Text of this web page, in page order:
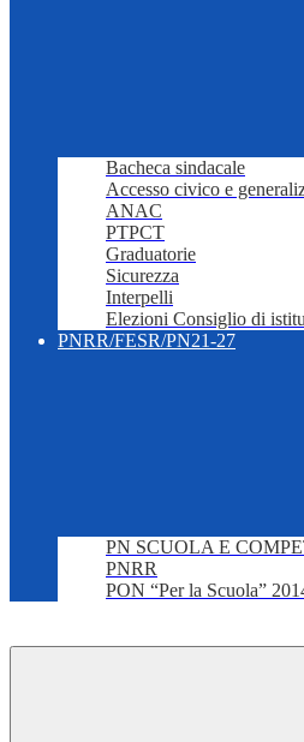
Bacheca sindacale
Accesso civico e
ANAC
PTPCT
Graduatorie
Sicurezza
Interpelli
Elezioni Consiglio di
PNRR/FESR/PN21-27
PN SCUOLA E
PNRR
PON “Per la Scuola”